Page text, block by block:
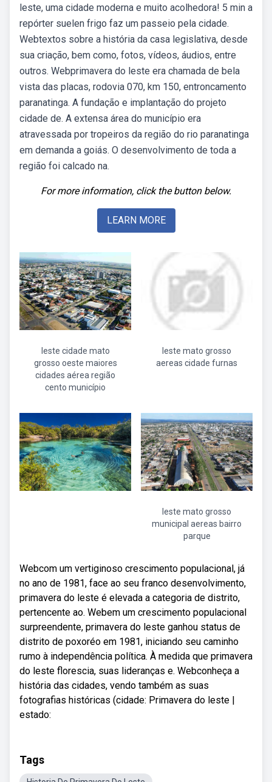
leste, uma cidade moderna e muito acolhedora! 5 min a
repórter suelen frigo faz um passeio pela cidade.
Webtextos sobre a história da casa legislativa, desde
sua criação, bem como, fotos, vídeos, áudios, entre
outros. Webprimavera do leste era chamada de bela
vista das placas, rodovia 070, km 150, entroncamento
paranatinga. A fundação e implantação do projeto
cidade de. A extensa área do município era
atravessada por tropeiros da região do rio paranatinga
em demanda a goiás. O desenvolvimento de toda a
região foi calcado na.
For more information, click the button below.
LEARN MORE
leste cidade mato
grosso oeste maiores
cidades aérea região
cento município
leste mato grosso
aereas cidade furnas
leste mato grosso
municipal aereas bairro
parque
Webcom um vertiginoso crescimento populacional, já
no ano de 1981, face ao seu franco desenvolvimento,
primavera do leste é elevada a categoria de distrito,
pertencente ao. Webem um crescimento populacional
surpreendente, primavera do leste ganhou status de
distrito de poxoréo em 1981, iniciando seu caminho
rumo à independência política. À medida que primavera
do leste florescia, suas lideranças e. Webconheça a
história das cidades, vendo também as suas
fotografias históricas (cidade: Primavera do leste |
estado:
Tags